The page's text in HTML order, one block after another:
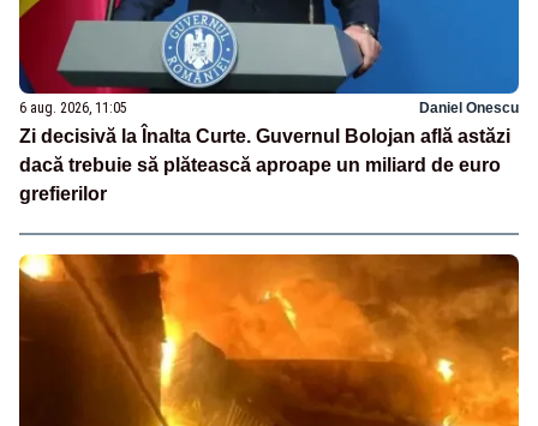
6 aug. 2026, 11:05 Daniel Onescu
Zi decisivă la Înalta Curte. Guvernul Bolojan află astăzi
dacă trebuie să plătească aproape un miliard de euro
grefierilor